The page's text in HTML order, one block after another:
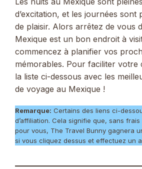
d’excitation, et les journées sont
de plaisir. Alors arrêtez de vous
Mexique est un bon endroit à
commencez à planifier vos
mémorables. Pour faciliter votre
la liste ci-dessous avec les
de voyage au Mexique !
Remarque: Certains des liens ci-
d’affiliation. Cela signifie que, sans
pour vous, The Travel Bunny gagnera
si vous cliquez dessus et effectuez un